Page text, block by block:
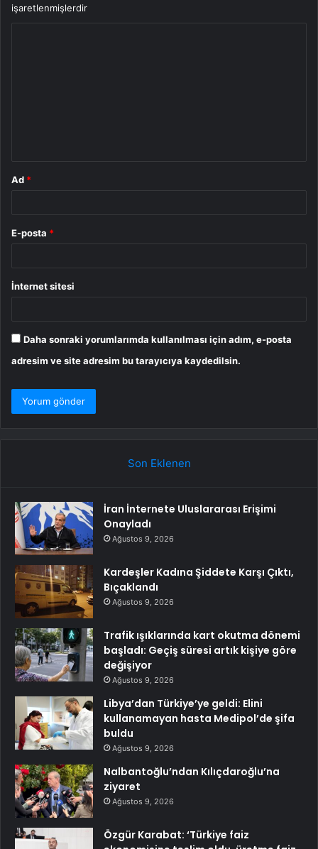
işaretlenmişlerdir
Ad *
E-posta *
İnternet sitesi
Daha sonraki yorumlarımda kullanılması için adım, e-posta
adresim ve site adresim bu tarayıcıya kaydedilsin.
Son Eklenen
İran İnternete Uluslararası Erişimi
Onayladı
Ağustos 9, 2026
Kardeşler Kadına Şiddete Karşı Çıktı,
Bıçaklandı
Ağustos 9, 2026
Trafik ışıklarında kart okutma dönemi
başladı: Geçiş süresi artık kişiye göre
değişiyor
Ağustos 9, 2026
Libya’dan Türkiye’ye geldi: Elini
kullanamayan hasta Medipol’de şifa
buldu
Ağustos 9, 2026
Nalbantoğlu’ndan Kılıçdaroğlu’na
ziyaret
Ağustos 9, 2026
Özgür Karabat: ‘Türkiye faiz